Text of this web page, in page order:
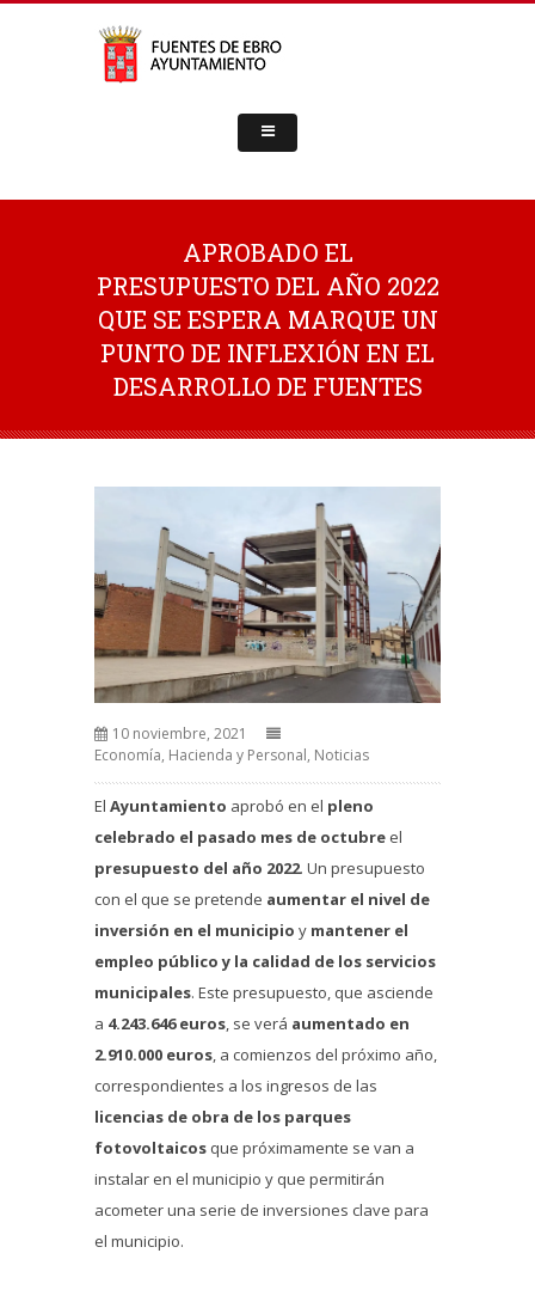
APROBADO EL
PRESUPUESTO DEL AÑO 2022
QUE SE ESPERA MARQUE UN
PUNTO DE INFLEXIÓN EN EL
DESARROLLO DE FUENTES
10 noviembre, 2021
Economía, Hacienda y Personal, Noticias
El Ayuntamiento aprobó en el pleno
celebrado el pasado mes de octubre el
presupuesto del año 2022. Un presupuesto
con el que se pretende aumentar el nivel de
inversión en el municipio y mantener el
empleo público y la calidad de los servicios
municipales. Este presupuesto, que asciende
a 4.243.646 euros, se verá aumentado en
2.910.000 euros, a comienzos del próximo año,
correspondientes a los ingresos de las
licencias de obra de los parques
fotovoltaicos que próximamente se van a
instalar en el municipio y que permitirán
acometer una serie de inversiones clave para
el municipio.